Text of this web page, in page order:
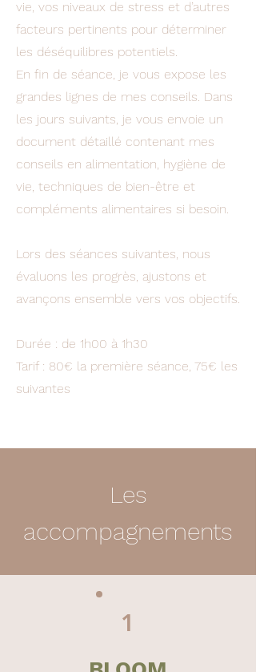
vie, vos niveaux de stress et d’autres
facteurs pertinents pour déterminer
les déséquilibres potentiels.
En fin de séance, je vous expose les
grandes lignes de mes conseils. Dans
les jours suivants, je vous envoie un
document détaillé contenant mes
conseils en alimentation, hygiène de
vie, techniques de bien-être et
compléments alimentaires si besoin.
Lors des séances suivantes, nous
évaluons les progrès, ajustons et
avançons ensemble vers vos objectifs.
Durée : de 1h00 à 1h30
Tarif : 80€ la première séance, 75€ les
suivantes
Les
accompagnements
1